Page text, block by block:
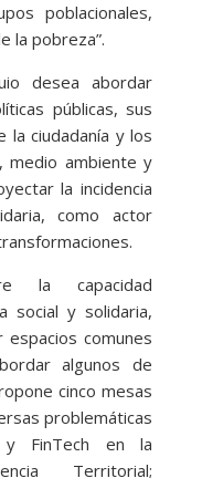
poblacionales,
la pobreza”.
desea abordar
públicas, sus
ciudadanía y los
medio ambiente y
la incidencia
como actor
la capacidad
social y solidaria,
comunes
algunos de
cinco mesas
problemáticas
y FinTech en la
Territorial;